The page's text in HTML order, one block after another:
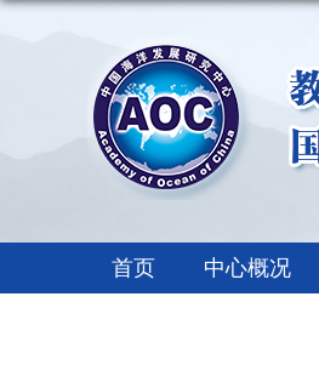
首页 中心概况